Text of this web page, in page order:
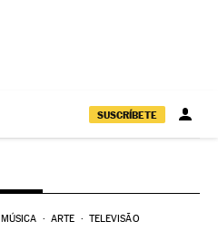
SUSCRÍBETE
MÚSICA ARTE TELEVISÃO